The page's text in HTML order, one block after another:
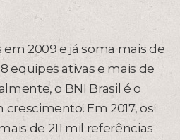
2009 e já soma mais de
equipes ativas e mais de
o BNI Brasil é o
Em 2017, os
de 211 mil referências